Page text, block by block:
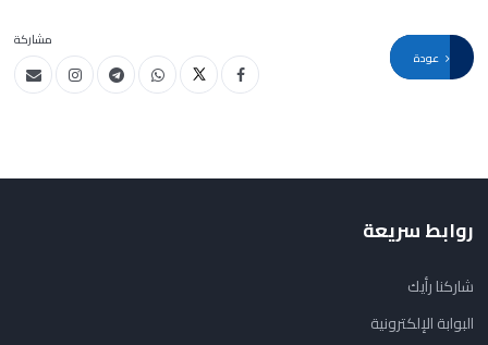
مشاركة
روابط سريعة
شاركنا رأيك
البوابة الإلكترونية